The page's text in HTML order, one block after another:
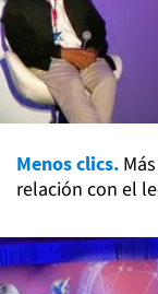
Menos clics.
relación con el